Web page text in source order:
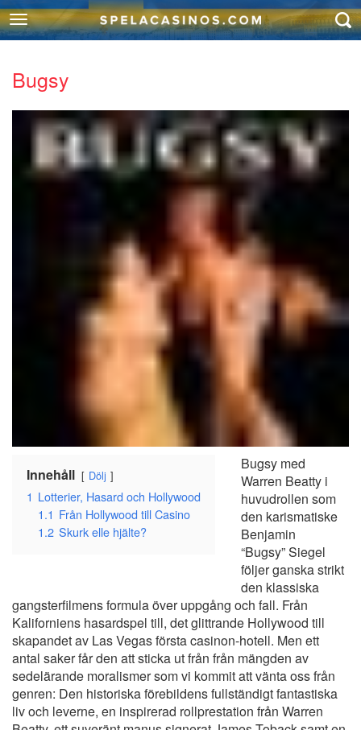
Bugsy
Innehåll Dölj
1 Lotterier, Hasard och Hollywood
1.1 Från Hollywood till Casino
1.2 Skurk elle hjälte?
Bugsy med
Warren Beatty i
huvudrollen som
den karismatiske
Benjamin
“Bugsy” Siegel
följer ganska strikt
den klassiska
gangsterfilmens formula över uppgång och fall. Från
Kaliforniens hasardspel till, det glittrande Hollywood till
skapandet av Las Vegas första casinon-hotell. Men ett
antal saker får den att sticka ut från från mängden av
sedelärande moralismer som vi kommit att vänta oss från
genren: Den historiska förebildens fullständigt fantastiska
liv och leverne, en inspirerad rollprestation från Warren